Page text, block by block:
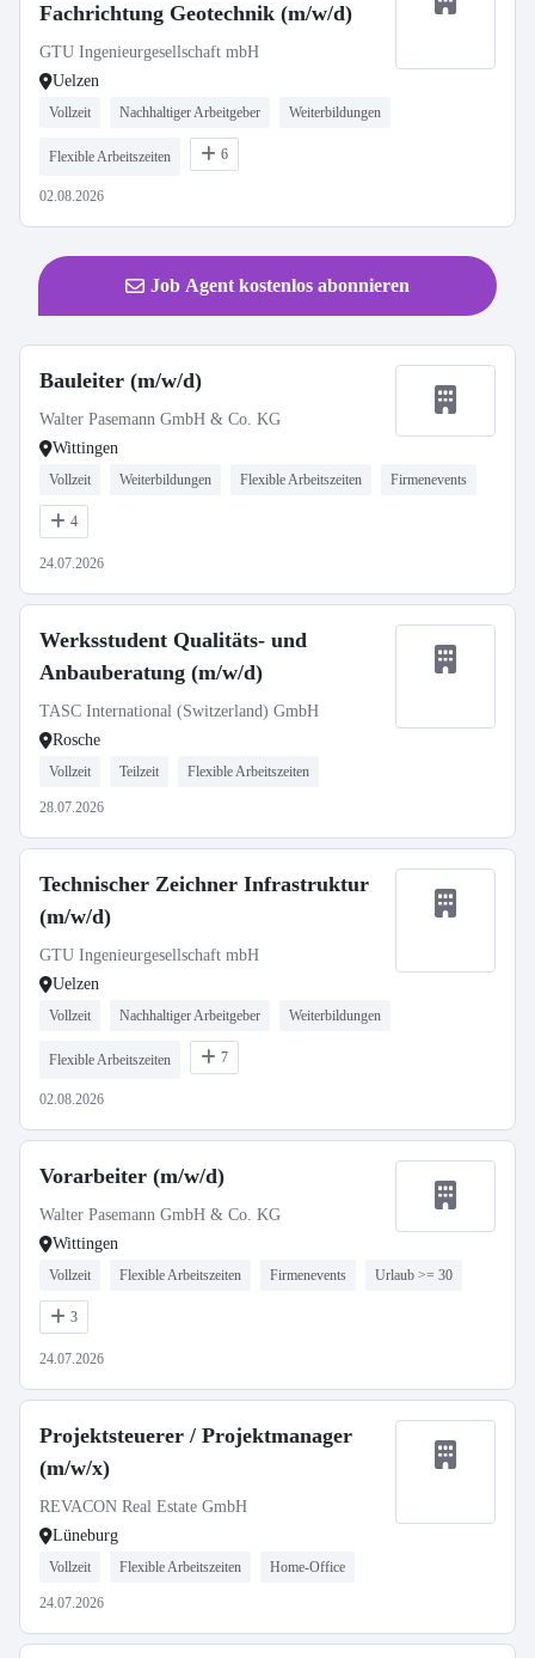
Fachrichtung Geotechnik (m/w/d)
GTU Ingenieurgesellschaft mbH
Uelzen
Vollzeit Nachhaltiger Arbeitgeber Weiterbildungen
Flexible Arbeitszeiten 6
02.08.2026
Job Agent kostenlos abonnieren
Bauleiter (m/w/d)
Walter Pasemann GmbH & Co. KG
Wittingen
Vollzeit Weiterbildungen Flexible Arbeitszeiten Firmenevents
4
24.07.2026
Werksstudent Qualitäts- und
Anbauberatung (m/w/d)
TASC International (Switzerland) GmbH
Rosche
Vollzeit Teilzeit Flexible Arbeitszeiten
28.07.2026
Technischer Zeichner Infrastruktur
(m/w/d)
GTU Ingenieurgesellschaft mbH
Uelzen
Vollzeit Nachhaltiger Arbeitgeber Weiterbildungen
Flexible Arbeitszeiten 7
02.08.2026
Vorarbeiter (m/w/d)
Walter Pasemann GmbH & Co. KG
Wittingen
Vollzeit Flexible Arbeitszeiten Firmenevents Urlaub >= 30
3
24.07.2026
Projektsteuerer / Projektmanager
(m/w/x)
REVACON Real Estate GmbH
Lüneburg
Vollzeit Flexible Arbeitszeiten Home-Office
24.07.2026